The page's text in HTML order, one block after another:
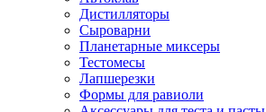
Дистилляторы
Сыроварни
Планетарные миксеры
Тестомесы
Лапшерезки
Формы для равиоли